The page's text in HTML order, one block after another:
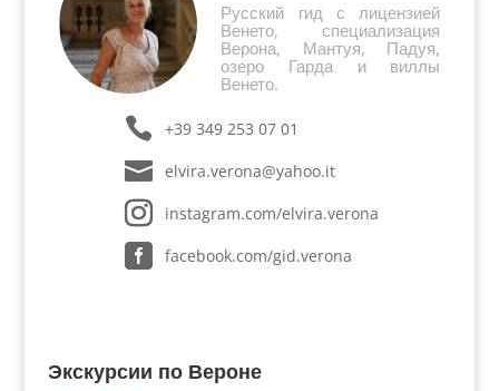
Русский гид с лицензией
Венето, специализация
Верона, Мантуя, Падуя,
озеро Гарда и виллы
Венето.
+39 349 253 07 01
elvira.verona@yahoo.it
instagram.com/elvira.verona
facebook.com/gid.verona
Экскурсии по Вероне